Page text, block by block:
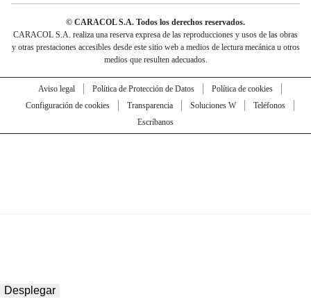
© CARACOL S.A. Todos los derechos reservados.
CARACOL S.A. realiza una reserva expresa de las reproducciones y usos de las obras
y otras prestaciones accesibles desde este sitio web a medios de lectura mecánica u otros
medios que resulten adecuados.
Aviso legal Política de Protección de Datos
Política de cookies
Configuración de cookies
Transparencia Soluciones W
Teléfonos
Escríbanos
Desplegar